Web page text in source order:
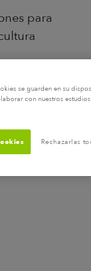
para
se guarden en su
con nuestros
Rechazarlas